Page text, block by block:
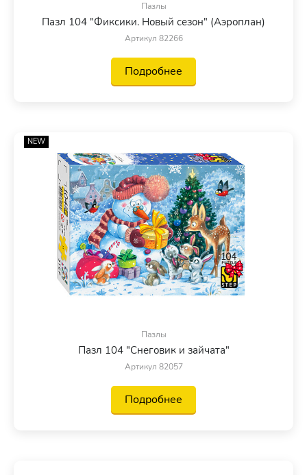
Пазлы
Пазл 104 "Фиксики. Новый сезон" (Аэроплан)
Артикул 82266
Подробнее
NEW
Пазлы
Пазл 104 "Снеговик и зайчата"
Артикул 82057
Подробнее